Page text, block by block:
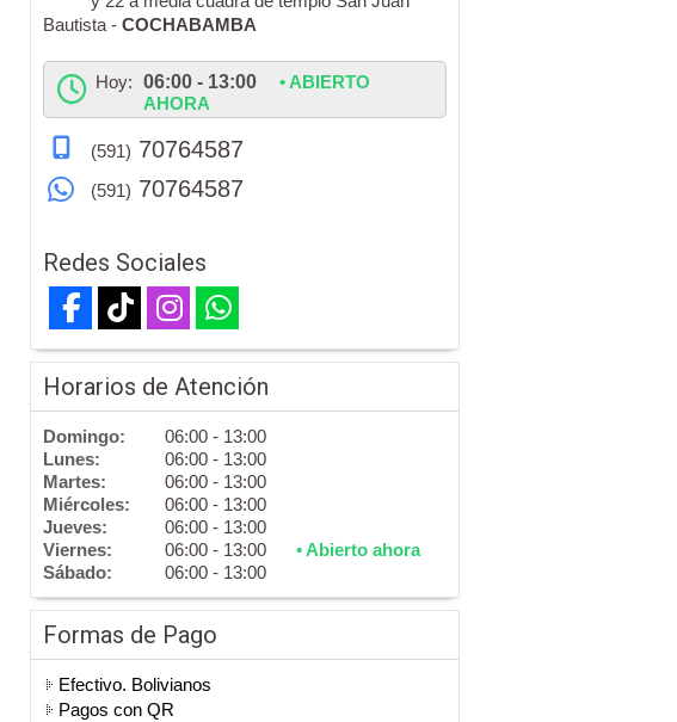
Bautista - COCHABAMBA
Hoy: 06:00 - 13:00
• ABIERTO
AHORA
(591) 70764587
(591) 70764587
Redes Sociales
Horarios de Atención
Domingo:
06:00 - 13:00
Lunes:
06:00 - 13:00
Martes:
06:00 - 13:00
Miércoles:
06:00 - 13:00
Jueves:
06:00 - 13:00
Viernes:
06:00 - 13:00
• Abierto ahora
Sábado:
06:00 - 13:00
Formas de Pago
Efectivo. Bolivianos
Pagos con QR